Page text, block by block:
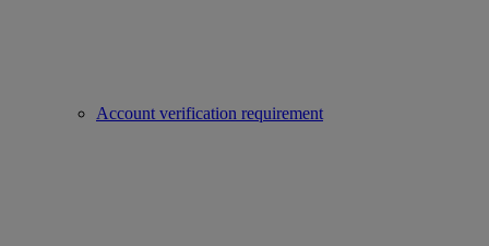
Account verification requirement